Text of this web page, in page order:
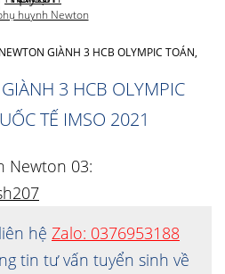
GIÀNH 3 HCB OLYMPIC TOÁN,
3 HCB OLYMPIC
TẾ IMSO 2021
Newton 03:
hệ Zalo: 0376953188
tin tư vấn tuyển sinh về
huynh Newton